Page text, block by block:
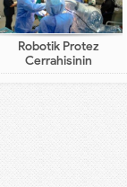
Robotik Protez
Cerrahisinin
Cerrahiden
Farkı Nedir?